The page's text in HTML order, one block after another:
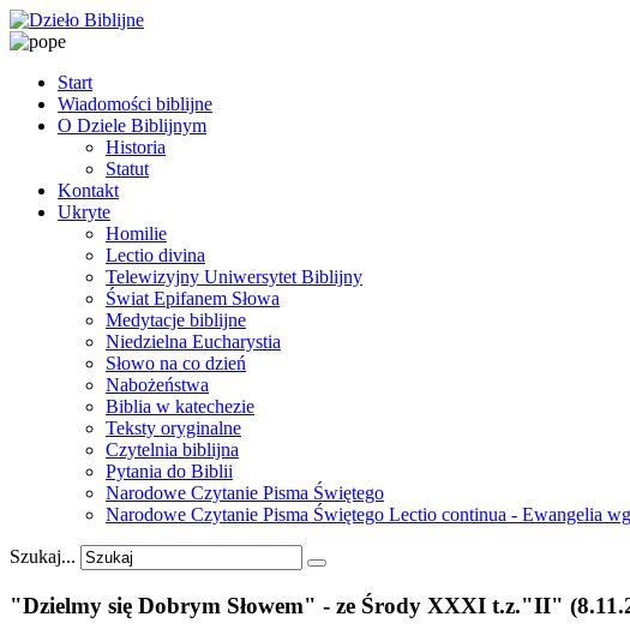
Start
Wiadomości biblijne
O Dziele Biblijnym
Historia
Statut
Kontakt
Ukryte
Homilie
Lectio divina
Telewizyjny Uniwersytet Biblijny
Świat Epifanem Słowa
Medytacje biblijne
Niedzielna Eucharystia
Słowo na co dzień
Nabożeństwa
Biblia w katechezie
Teksty oryginalne
Czytelnia biblijna
Pytania do Biblii
Narodowe Czytanie Pisma Świętego
Narodowe Czytanie Pisma Świętego Lectio continua - Ewangelia
Szukaj...
"Dzielmy się Dobrym Słowem" - ze Środy XXXI t.z."II"